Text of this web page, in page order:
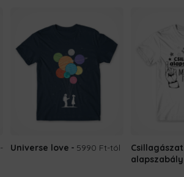
-
Universe love 5990 Ft-tól
Csillagászat
alapszabály